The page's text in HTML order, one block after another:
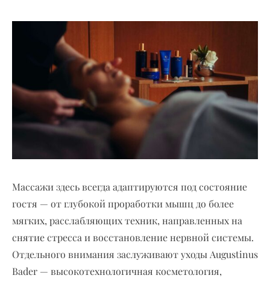
Массажи здесь всегда адаптируются под состояние
гостя — от глубокой проработки мышц до более
мягких, расслабляющих техник, направленных на
снятие стресса и восстановление нервной системы.
Отдельного внимания заслуживают уходы Augustinus
Bader — высокотехнологичная косметология,